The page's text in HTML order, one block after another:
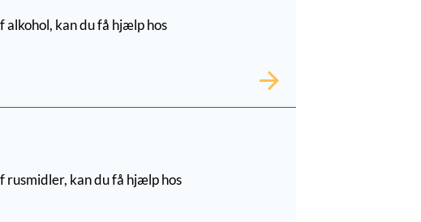
kan du få hjælp hos
rusmidler, kan du få hjælp hos